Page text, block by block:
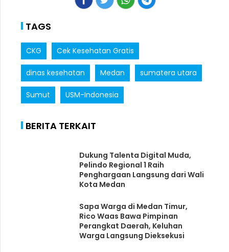
TAGS
CKG Cek Kesehatan Gratis
dinas kesehatan Medan sumatera utara
Sumut USM-Indonesia
BERITA TERKAIT
Dukung Talenta Digital Muda,
Pelindo Regional 1 Raih
Penghargaan Langsung dari Wali
Kota Medan
Sapa Warga di Medan Timur,
Rico Waas Bawa Pimpinan
Perangkat Daerah, Keluhan
Warga Langsung Dieksekusi